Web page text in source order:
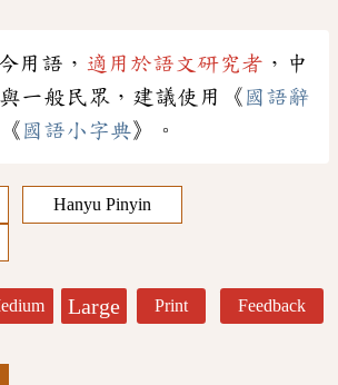
用語， 適用於語文研究者 ，中
一般民眾，建議使用《 國語辭
國語小字典》。
Hanyu Pinyin
Large Print Feedback